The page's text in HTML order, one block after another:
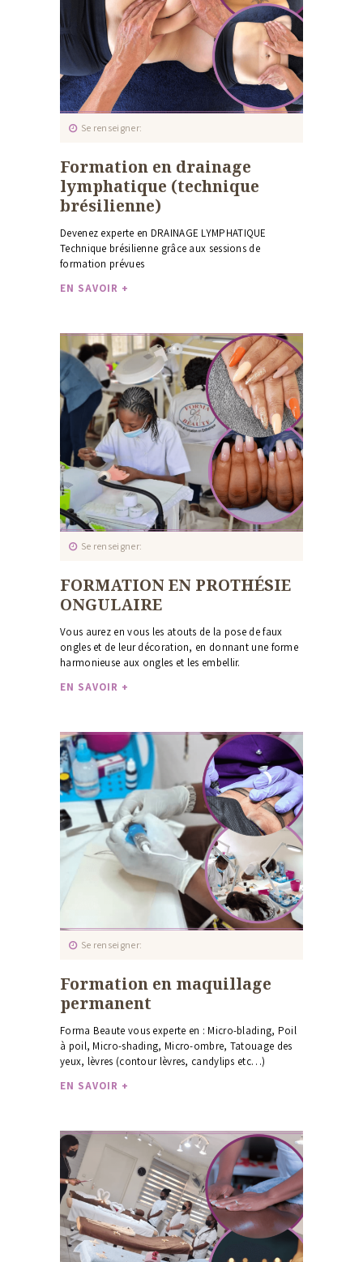
Se renseigner
Formation en drainage
lymphatique (technique
brésilienne)
Devenez experte en DRAINAGE LYMPHATIQUE
Technique brésilienne grâce aux sessions de
formation prévues
EN SAVOIR +
Se renseigner
FORMATION EN PROTHÉSIE
ONGULAIRE
Vous aurez en vous les atouts de la pose de faux
ongles et de leur décoration, en donnant une forme
harmonieuse aux ongles et les embellir.
EN SAVOIR +
Se renseigner
Formation en maquillage
permanent
Forma Beaute vous experte en : Micro-blading, Poil
à poil, Micro-shading, Micro-ombre, Tatouage des
yeux, lèvres (contour lèvres, candylips etc…)
EN SAVOIR +